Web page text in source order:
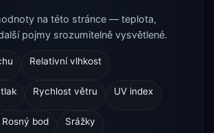
na této stránce — teplota,
pojmy srozumitelně vysvětlené.
Relativní vlhkost
Rychlost větru UV index
Rosný bod Srážky